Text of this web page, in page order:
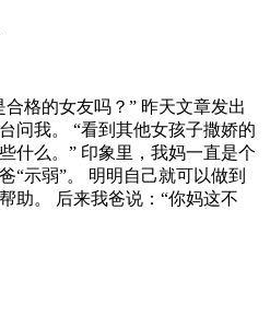
格的女友吗？” 昨天文章发出
问我。 “看到其他女孩子撒娇的
什么。” 印象里，我妈一直是个
“示弱”。 明明自己就可以做到
助。 后来我爸说：“你妈这不